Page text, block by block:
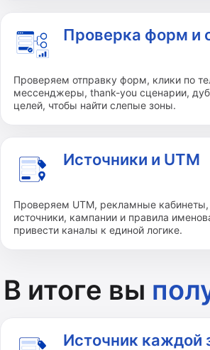
Проверка форм и
Проверяем отправку форм, клики по
мессенджеры, thank-you сценарии,
целей, чтобы найти слепые зоны.
Источники и UTM
Проверяем UTM, рекламные кабинеты,
источники, кампании и правила
привести каналы к единой логике.
В итоге вы
Источник каждой